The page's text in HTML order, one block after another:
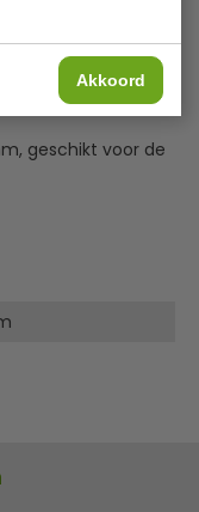
Akkoord
geschikt voor de